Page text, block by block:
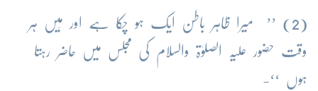
(2) ’’ میرا ظاہر باطن ایک ہو چکا ہے اور مَیں ہر
وقت حضور علیہ الصلوٰۃ والسلام کی مجلس میں حاضر رہتا
ہوں ‘‘-